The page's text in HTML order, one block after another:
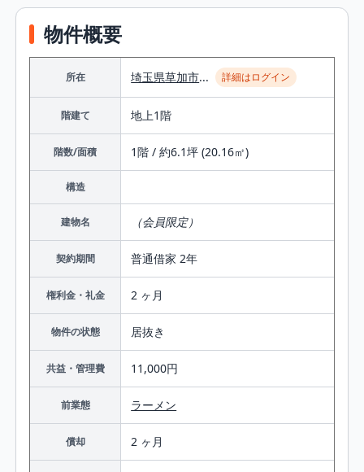
物件概要
所在 埼玉県草加市... 詳細はログイン
階建て 地上1階
階数/面積 1階 / 約6.1坪 (20.16㎡)
構造
建物名 （会員限定）
契約期間 普通借家 2年
権利金・礼金 2 ヶ月
物件の状態 居抜き
共益・管理費 11,000円
前業態 ラーメン
償却 2 ヶ月